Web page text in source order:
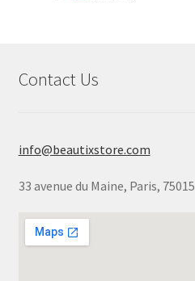
Contact Us
info@beautixstore.com
33 avenue du Maine, Paris, 75015